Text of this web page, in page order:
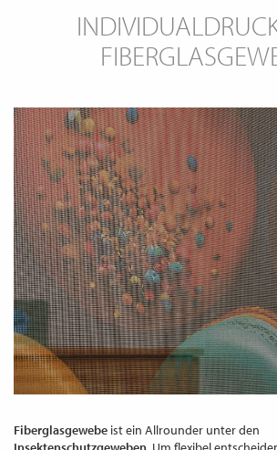
Fiberglasgewebe ist ein Allrounder unter den